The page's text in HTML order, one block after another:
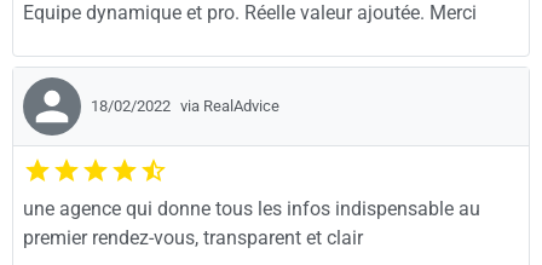
Equipe dynamique et pro. Réelle valeur ajoutée. Merci
18/02/2022 via RealAdvice
une agence qui donne tous les infos indispensable au
premier rendez-vous, transparent et clair